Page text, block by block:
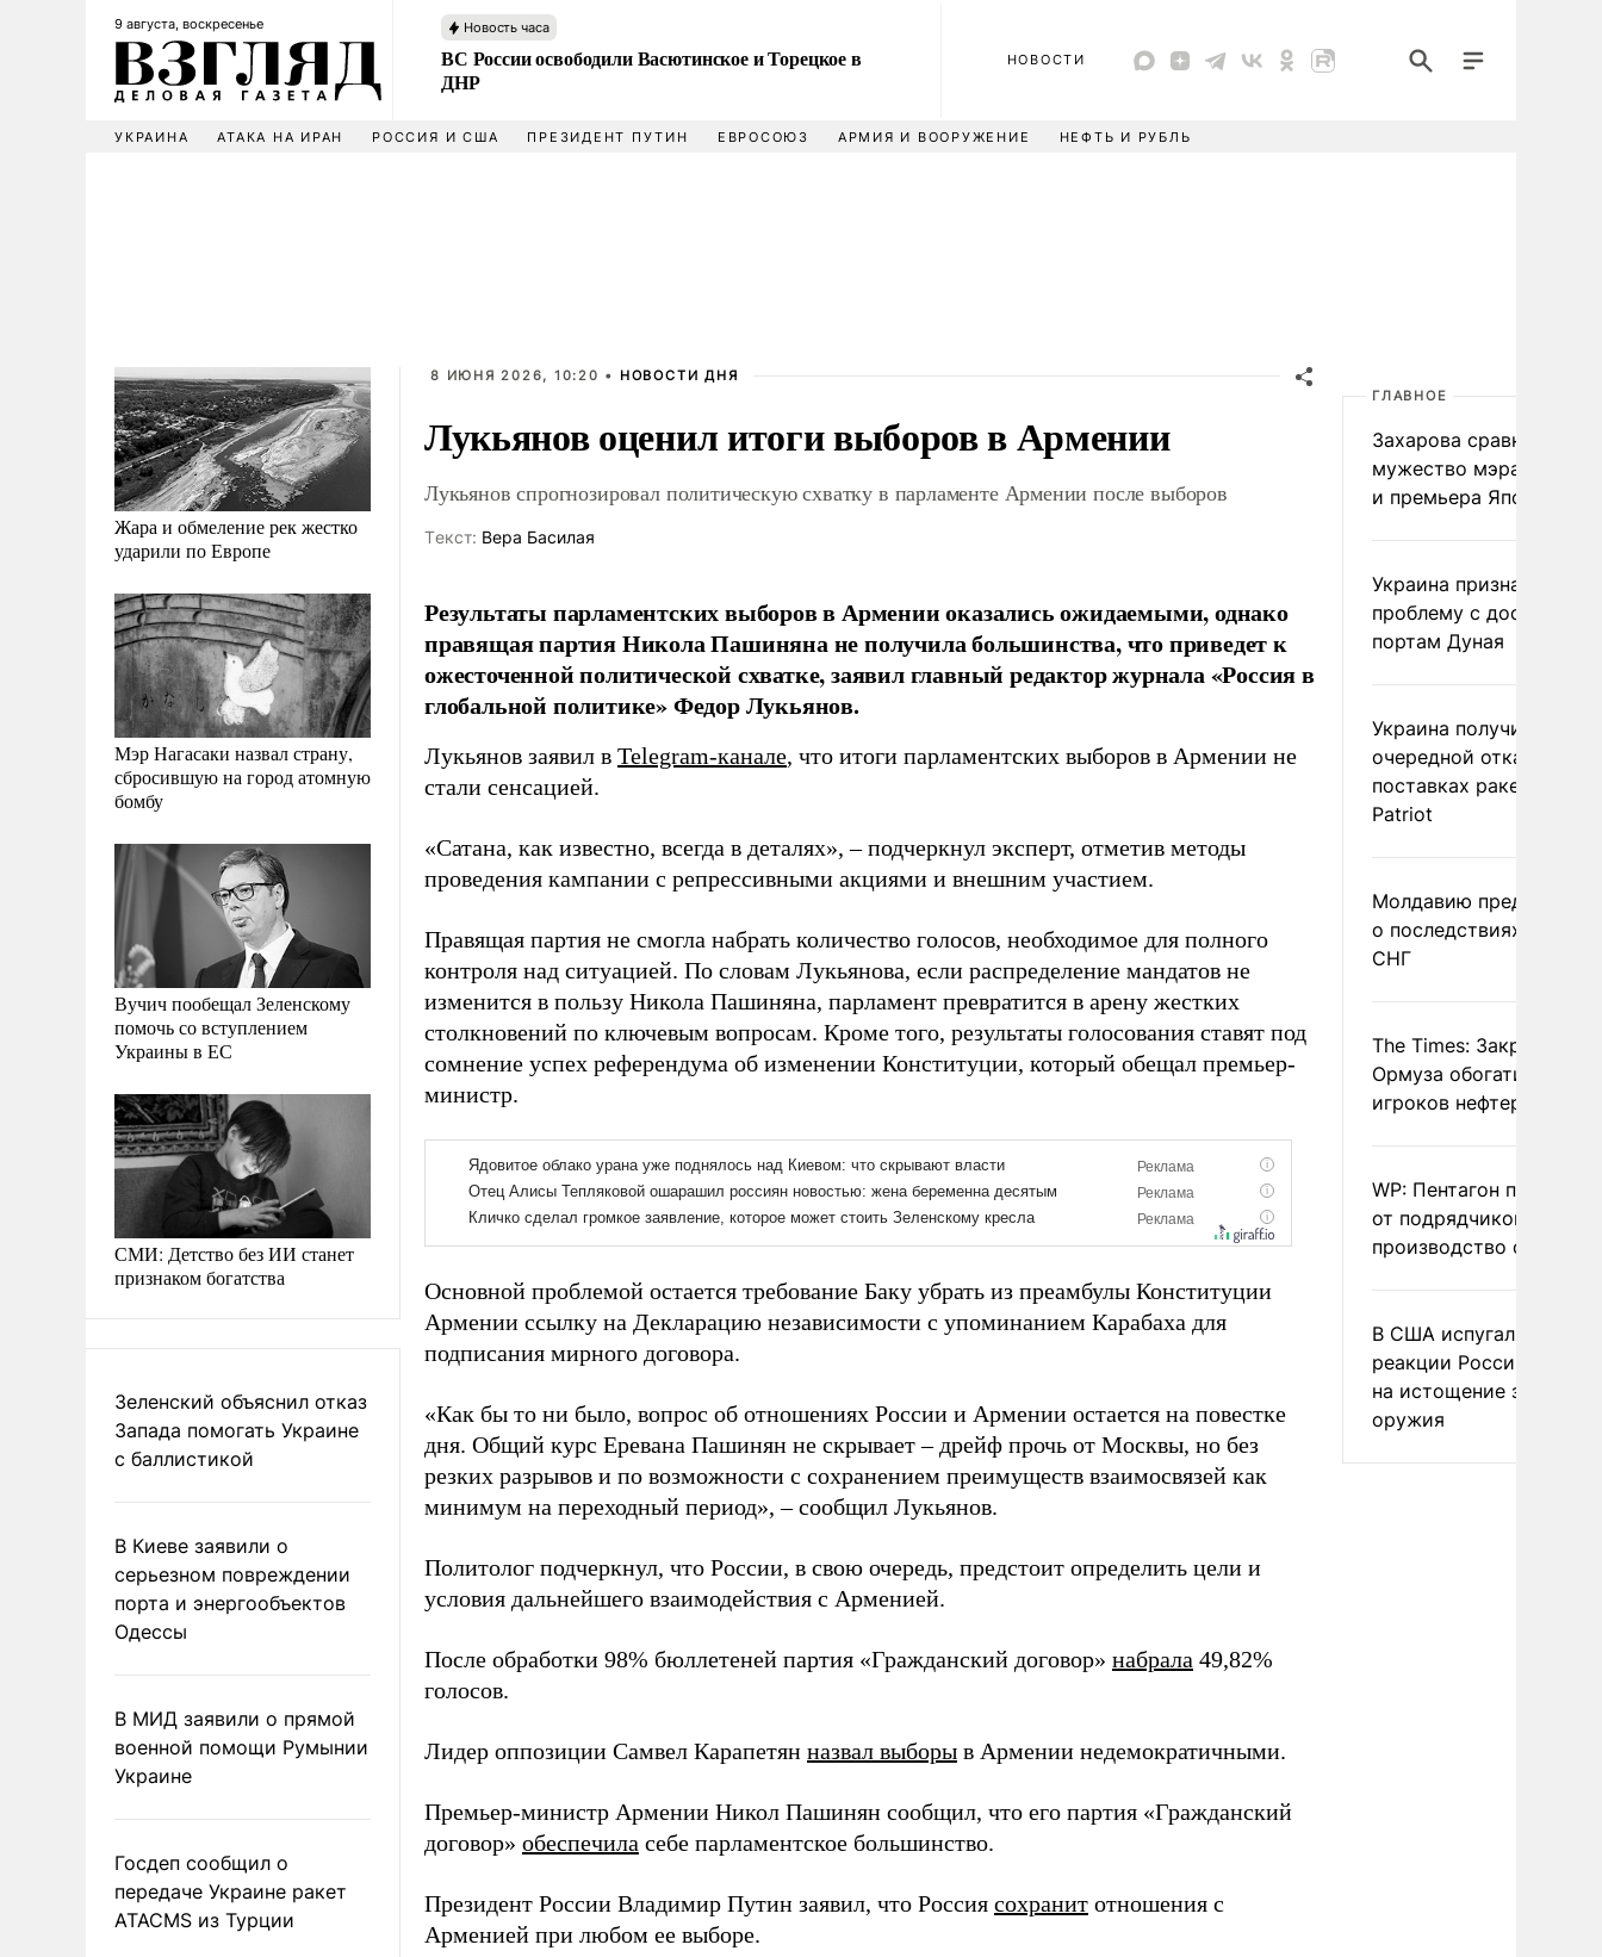
9 августа, воскресенье Новость часа
ВС России освободили Васютинское и Торецкое в
ДНР
НОВОСТИ
УКРАИНА АТАКА НА ИРАН РОССИЯ И США ПРЕЗИДЕНТ ПУТИН ЕВРОСОЮЗ АРМИЯ И ВООРУЖЕНИЕ НЕФТЬ И РУБЛЬ
Жара и обмеление рек жестко
ударили по Европе
Мэр Нагасаки назвал страну,
сбросившую на город атомную
бомбу
Вучич пообещал Зеленскому
помочь со вступлением
Украины в ЕС
СМИ: Детство без ИИ станет
признаком богатства
Зеленский объяснил отказ
Запада помогать Украине
с баллистикой
В Киеве заявили о
серьезном повреждении
порта и энергообъектов
Одессы
В МИД заявили о прямой
военной помощи Румынии
Украине
Госдеп сообщил о
передаче Украине ракет
ATACMS из Турции
8 ИЮНЯ 2026, 10:20 • НОВОСТИ ДНЯ
Лукьянов оценил итоги выборов в Армении
Лукьянов спрогнозировал политическую схватку в парламенте Армении после выборов
Tекст: Вера Басилая
Результаты парламентских выборов в Армении оказались ожидаемыми, однако
правящая партия Никола Пашиняна не получила большинства, что приведет к
ожесточенной политической схватке, заявил главный редактор журнала «Россия в
глобальной политике» Федор Лукьянов.
Лукьянов заявил в Telegram-канале, что итоги парламентских выборов в Армении не
стали сенсацией.
«Сатана, как известно, всегда в деталях», – подчеркнул эксперт, отметив методы
проведения кампании с репрессивными акциями и внешним участием.
Правящая партия не смогла набрать количество голосов, необходимое для полного
контроля над ситуацией. По словам Лукьянова, если распределение мандатов не
изменится в пользу Никола Пашиняна, парламент превратится в арену жестких
столкновений по ключевым вопросам. Кроме того, результаты голосования ставят под
сомнение успех референдума об изменении Конституции, который обещал премьер-
министр.
Основной проблемой остается требование Баку убрать из преамбулы Конституции
Армении ссылку на Декларацию независимости с упоминанием Карабаха для
подписания мирного договора.
«Как бы то ни было, вопрос об отношениях России и Армении остается на повестке
дня. Общий курс Еревана Пашинян не скрывает – дрейф прочь от Москвы, но без
резких разрывов и по возможности с сохранением преимуществ взаимосвязей как
минимум на переходный период», – сообщил Лукьянов.
Политолог подчеркнул, что России, в свою очередь, предстоит определить цели и
условия дальнейшего взаимодействия с Арменией.
После обработки 98% бюллетеней партия «Гражданский договор» набрала 49,82%
голосов.
Лидер оппозиции Самвел Карапетян назвал выборы в Армении недемократичными.
Премьер-министр Армении Никол Пашинян сообщил, что его партия «Гражданский
договор» обеспечила себе парламентское большинство.
Президент России Владимир Путин заявил, что Россия сохранит отношения с
Арменией при любом ее выборе.
ГЛАВНОЕ
Захарова сравнила
мужество мэра
и премьера Японии
Украина признала
проблему с доступом к
портам Дуная
Украина получила
очередной отказ в
поставках ракет для
Patriot
Молдавию
о последствиях выхода
СНГ
The Times: Закрытие
Ормуза обогатило
игроков нефтерынка
WP: Пентагон
от подрядчиков
производство оружия
В США испугались
реакции России и
на истощение запасов
оружия